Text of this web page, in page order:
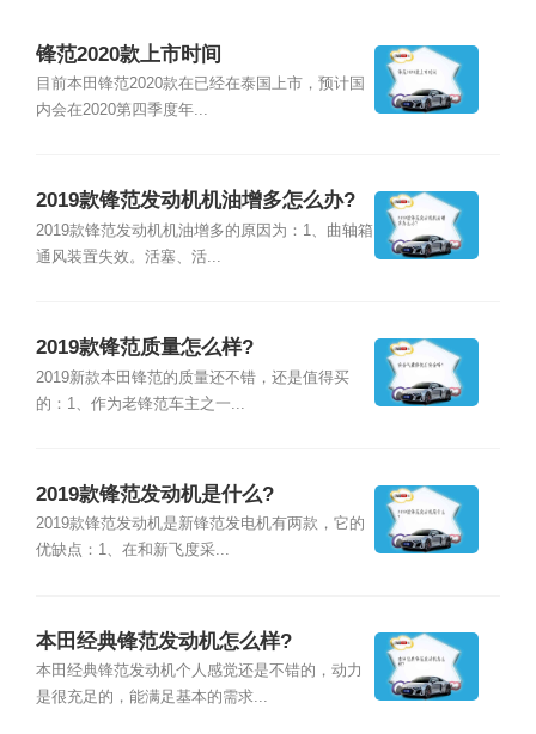
锋范2020款上市时间
目前本田锋范2020款在已经在泰国上市，预计国
内会在2020第四季度年...
2019款锋范发动机机油增多怎么办?
2019款锋范发动机机油增多的原因为：1、曲轴箱
通风装置失效。活塞、活...
2019款锋范质量怎么样?
2019新款本田锋范的质量还不错，还是值得买
的：1、作为老锋范车主之一...
2019款锋范发动机是什么?
2019款锋范发动机是新锋范发电机有两款，它的
优缺点：1、在和新飞度采...
本田经典锋范发动机怎么样?
本田经典锋范发动机个人感觉还是不错的，动力
是很充足的，能满足基本的需求...